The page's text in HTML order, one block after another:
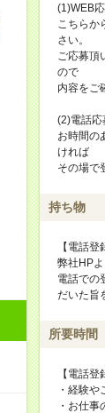
(1)WEB
こちらか
さい。
ご応募頂
ので
内容をご
(2)電話応
お時間の
ければ
その場で
持ち物
【電話登
弊社HP
電話での
だいた旨
所要時間
【電話
・経験
・お仕事